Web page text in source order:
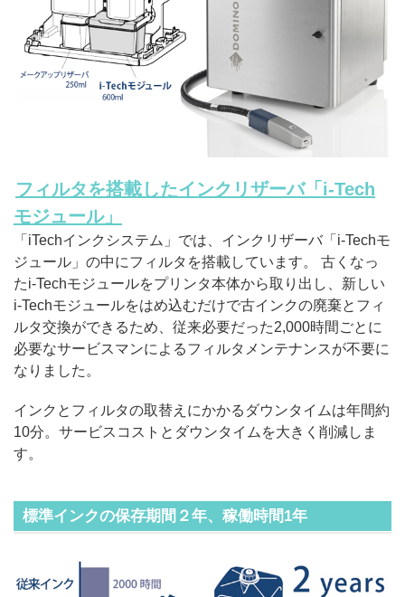
フィルタを搭載したインクリザーバ「i-Tech
モジュール」
「iTechインクシステム」では、インクリザーバ「i-Techモ
ジュール」の中にフィルタを搭載しています。 古くなっ
たi-Techモジュールをプリンタ本体から取り出し、新しい
i-Techモジュールをはめ込むだけで古インクの廃棄とフィ
ルタ交換ができるため、従来必要だった2,000時間ごとに
必要なサービスマンによるフィルタメンテナンスが不要に
なりました。
インクとフィルタの取替えにかかるダウンタイムは年間約
10分。サービスコストとダウンタイムを大きく削減しま
す。
標準インクの保存期間２年、稼働時間1年